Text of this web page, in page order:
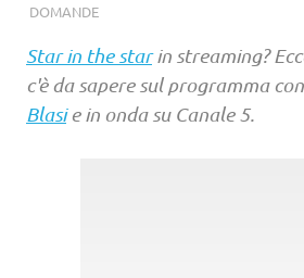
DOMANDE
Star in the starin streaming?
c'è da sapere sul programma
Blasie in onda su Canale 5.